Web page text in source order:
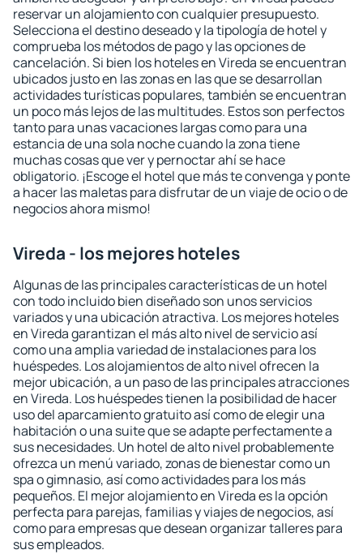
reservar un alojamiento con cualquier presupuesto.
Selecciona el destino deseado y la tipología de hotel y
comprueba los métodos de pago y las opciones de
cancelación. Si bien los hoteles en Vireda se encuentran
ubicados justo en las zonas en las que se desarrollan
actividades turísticas populares, también se encuentran
un poco más lejos de las multitudes. Estos son perfectos
tanto para unas vacaciones largas como para una
estancia de una sola noche cuando la zona tiene
muchas cosas que ver y pernoctar ahí se hace
obligatorio. ¡Escoge el hotel que más te convenga y ponte
a hacer las maletas para disfrutar de un viaje de ocio o de
negocios ahora mismo!
Vireda - los mejores hoteles
Algunas de las principales características de un hotel
con todo incluido bien diseñado son unos servicios
variados y una ubicación atractiva. Los mejores hoteles
en Vireda garantizan el más alto nivel de servicio así
como una amplia variedad de instalaciones para los
huéspedes. Los alojamientos de alto nivel ofrecen la
mejor ubicación, a un paso de las principales atracciones
en Vireda. Los huéspedes tienen la posibilidad de hacer
uso del aparcamiento gratuito así como de elegir una
habitación o una suite que se adapte perfectamente a
sus necesidades. Un hotel de alto nivel probablemente
ofrezca un menú variado, zonas de bienestar como un
spa o gimnasio, así como actividades para los más
pequeños. El mejor alojamiento en Vireda es la opción
perfecta para parejas, familias y viajes de negocios, así
como para empresas que desean organizar talleres para
sus empleados.